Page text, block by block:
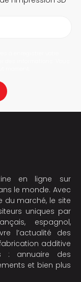
en ligne sur
le monde. Avec
du marché, le site
uniques par
espagnol,
l’actualité des
additive
: annuaire des
et bien plus